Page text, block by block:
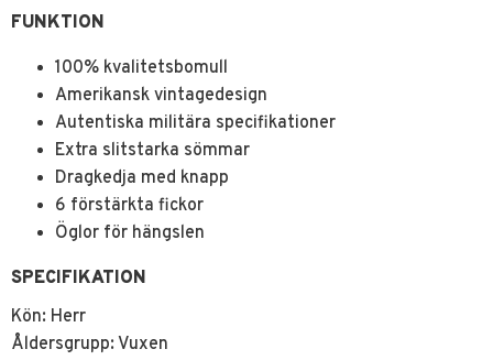
FUNKTION
100% kvalitetsbomull
Amerikansk vintagedesign
Autentiska militära specifikationer
Extra slitstarka sömmar
Dragkedja med knapp
6 förstärkta fickor
Öglor för hängslen
SPECIFIKATION
Kön: Herr
Åldersgrupp: Vuxen